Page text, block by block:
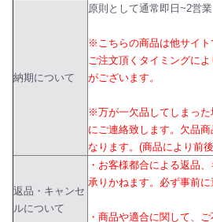
納期について
原則として通常即日~2営
※こちらの商品は他サイト
ご注文頂くタイミングに
がございます。
※万が一欠品してしまっ
にご連絡致します。欠品
なります。(商品により前
返品・キャンセ
ルについて
・お客様都合による返品
承りかねます。必ず事前に
・商品や適合に関して、